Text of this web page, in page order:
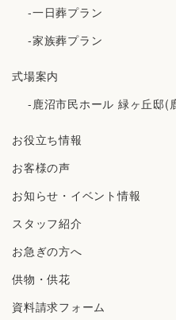
-一日葬プラン
-家族葬プラン
式場案内
-鹿沼市民ホール 緑ヶ丘邸(
お役立ち情報
お客様の声
お知らせ・イベント情報
スタッフ紹介
お急ぎの方へ
供物・供花
資料請求フォーム